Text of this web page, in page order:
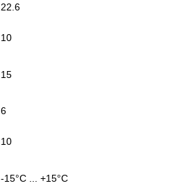
22.6
10
15
6
10
-15°C ... +15°C